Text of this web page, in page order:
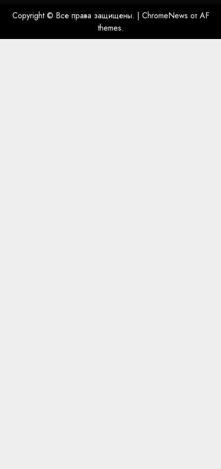
Copyright © Все права защищены. | ChromeNews от AF
themes.